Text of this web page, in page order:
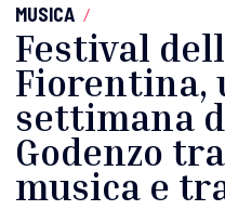
MUSICA /
Festival
Fiorentina,
settimana
Godenzo
musica e